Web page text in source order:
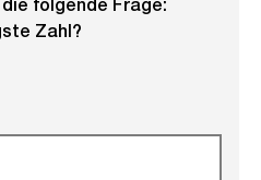
folgende Frage:
Zahl?